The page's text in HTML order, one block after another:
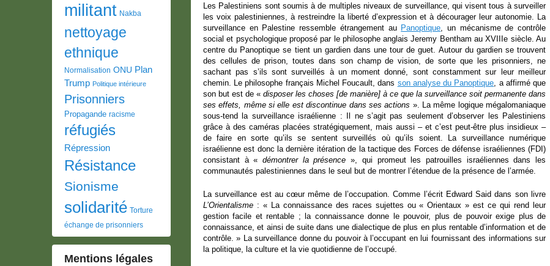
Les Palestiniens sont soumis à de multiples niveaux de surveillance, qui visent tous à surveiller
les voix palestiniennes, à restreindre la liberté d’expression et à décourager leur autonomie. La
surveillance en Palestine ressemble étrangement au Panoptique , un mécanisme de contrôle
social et psychologique proposé par le philosophe anglais Jeremy Bentham au XVIIIe siècle. Au
centre du Panoptique se tient un gardien dans une tour de guet. Autour du gardien se trouvent
des cellules de prison, toutes dans son champ de vision, de sorte que les prisonniers, ne
sachant pas s’ils sont surveillés à un moment donné, sont constamment sur leur meilleur
chemin. Le philosophe français Michel Foucault, dans son analyse du Panoptique , a affirmé que
son but est de « disposer les choses [de manière] à ce que la surveillance soit permanente dans
ses effets, même si elle est discontinue dans ses actions ». La même logique mégalomaniaque
sous-tend la surveillance israélienne : Il ne s’agit pas seulement d’observer les Palestiniens
grâce à des caméras placées stratégiquement, mais aussi – et c’est peut-être plus insidieux –
de faire en sorte qu’ils se sentent surveillés où qu’ils soient. La surveillance numérique
israélienne est donc la dernière itération de la tactique des Forces de défense israéliennes (FDI)
consistant à «démontrer la présence », qui promeut les patrouilles israéliennes dans les
communautés palestiniennes dans le seul but de montrer l’étendue de la présence de l’armée.
La surveillance est au cœur même de l’occupation. Comme l’écrit Edward Said dans son livre
L’Orientalisme : « La connaissance des races sujettes ou « Orientaux » est ce qui rend leur
gestion facile et rentable ; la connaissance donne le pouvoir, plus de pouvoir exige plus de
connaissance, et ainsi de suite dans une dialectique de plus en plus rentable d’information et de
contrôle. » La surveillance donne du pouvoir à l’occupant en lui fournissant des informations sur
la politique, la culture et la vie quotidienne de l’occupé.
militant Nakba
nettoyage
ethnique
Normalisation ONU Plan
Trump Politique intérieure
Prisonniers
Propagande racisme
réfugiés
Répression
Résistance
Sionisme
solidarité Torture
échange de prisonniers
Mentions légales